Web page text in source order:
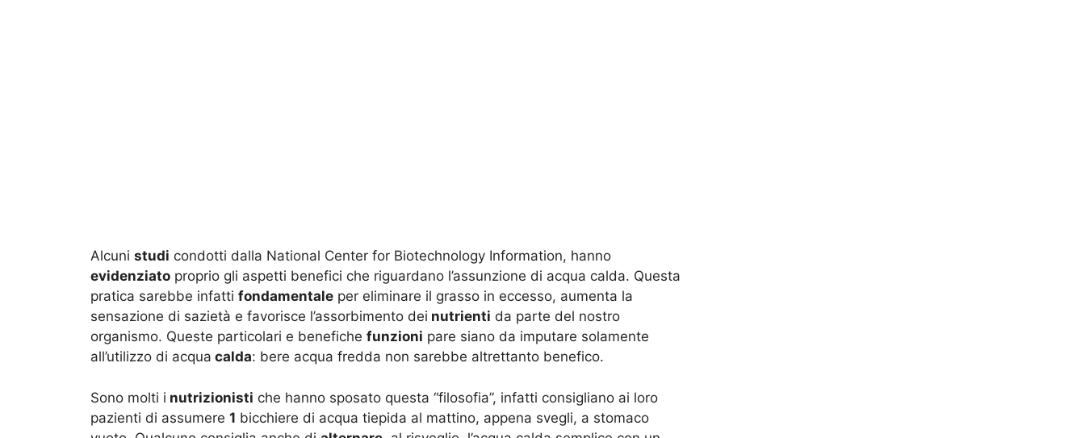
Alcuni studi condotti dalla National Center for Biotechnology Information, hanno
evidenziato proprio gli aspetti benefici che riguardano l’assunzione di acqua calda. Questa
pratica sarebbe infatti fondamentale per eliminare il grasso in eccesso, aumenta la
sensazione di sazietà e favorisce l’assorbimento dei nutrienti da parte del nostro
organismo. Queste particolari e benefiche funzioni pare siano da imputare solamente
all’utilizzo di acqua calda: bere acqua fredda non sarebbe altrettanto benefico.
Sono molti i nutrizionisti che hanno sposato questa “filosofia”, infatti consigliano ai loro
pazienti di assumere 1 bicchiere di acqua tiepida al mattino, appena svegli, a stomaco